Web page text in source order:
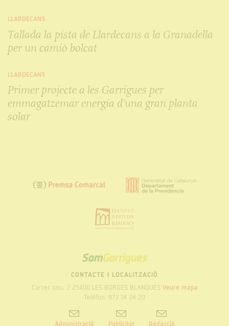
LLARDECANS
Tallada la pista de Llardecans a la Granadella
per un camió bolcat
LLARDECANS
Primer projecte a les Garrigues per
emmagatzemar energia d'una gran planta
solar
SOM
GARRIGUES
CONTACTE I LOCALITZACIÓ
Carrer nou, 2 25400 LES BORGES BLANQUES Veure mapa
Telèfon: 973 14 24 20
Administració Publicitat Redacció